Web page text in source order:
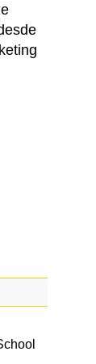
Internacionales
Cámarabilbao